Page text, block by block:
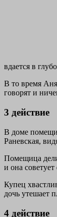
вдается в
В то время
говорят и
3 действие
В доме
Раневская,
Помещица
и она
Купец
дочь утешает
4 действие